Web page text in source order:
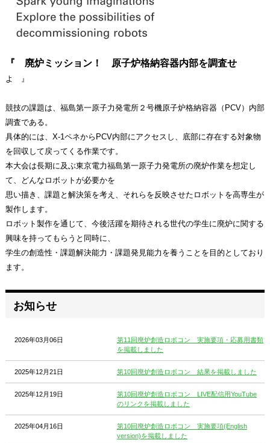
『 廃炉ミッション！ 原子炉格納容器内部を調査せ
よ 』
競技の課題は、福島第一原子力発電所２号機原子炉格納容器（PCV）内部
調査である。
具体的には、X-1ペネからPCV内部にアクセスし、底部に存在する対象物
を回収して戻ってくる作業です。
本大会は長期に及ぶ東京電力福島第一原子力発電所の廃炉作業を想定し
て、どんなロボットが必要かを
思い描き、課題と解決策を考え、それらを反映させたロボットを高専生が
製作します。
ロボット製作を通じて、今後活躍を期待される世代の学生に廃炉に関する
興味を持ってもらうと同時に、
学生の創造性・課題解決能力・課題発見能力を養うことを目的としており
ます。
お知らせ
2026年03月06日
第11回廃炉創造ロボコン 実施要項・応募用書類
を掲載しました
2025年12月21日 第10回廃炉創造ロボコン 結果を掲載しました
2025年12月19日
第10回廃炉創造ロボコン LIVE配信用YouTube
のリンクを掲載しました
2025年04月16日
第10回廃炉創造ロボコン 実施要項(English
version)を掲載しました